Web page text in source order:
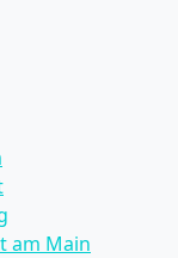
am Main